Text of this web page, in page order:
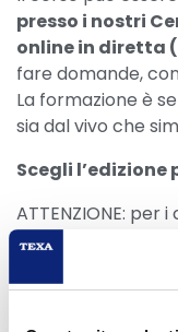
presso i nostri
online in diretta
fare domande,
La formazione è
sia dal vivo che
Scegli l’edizione
ATTENZIONE:
corso è
funzionante così
partecipanti e